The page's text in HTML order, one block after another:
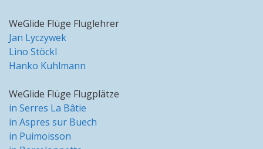
WeGlide Flüge Fluglehrer
Jan Lyczywek
Lino Stöckl
Hanko Kuhlmann
WeGlide Flüge Flugplätze
in Serres La Bâtie
in Aspres sur Buech
in Puimoisson